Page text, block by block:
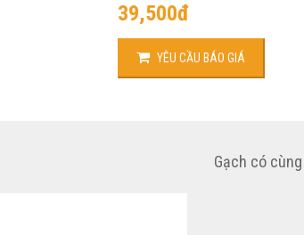
39,500đ
YÊU CẦU BÁO GIÁ
Gạch có